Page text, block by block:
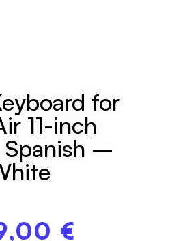
for
11-inch
–
€